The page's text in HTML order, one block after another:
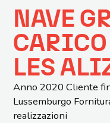
NAVE
CARICO
LES
Anno 2020 Cliente
Lussemburgo
realizzazioni